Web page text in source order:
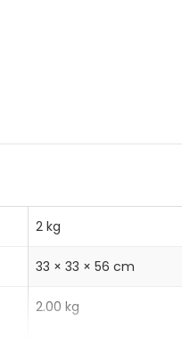
2 kg
33 × 33 × 56 cm
2.00 kg